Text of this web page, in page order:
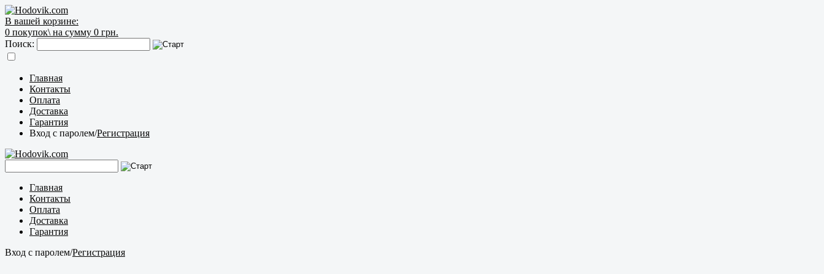
В вашей корзине:
0 покупок\ на сумму 0 грн.
Поиск:
Главная
Контакты
Оплата
Доставка
Гарантия
Вход с паролем/Регистрация
Главная
Контакты
Оплата
Доставка
Гарантия
Вход с паролем/Регистрация